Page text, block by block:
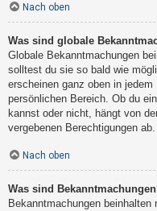
Nach oben
Was sind globale
Globale Bekanntmachungen
solltest du sie so bald wie
erscheinen ganz oben in
persönlichen Bereich. Ob du
kannst oder nicht, hängt von
vergebenen Berechtigungen ab.
Nach oben
Was sind
Bekanntmachungen